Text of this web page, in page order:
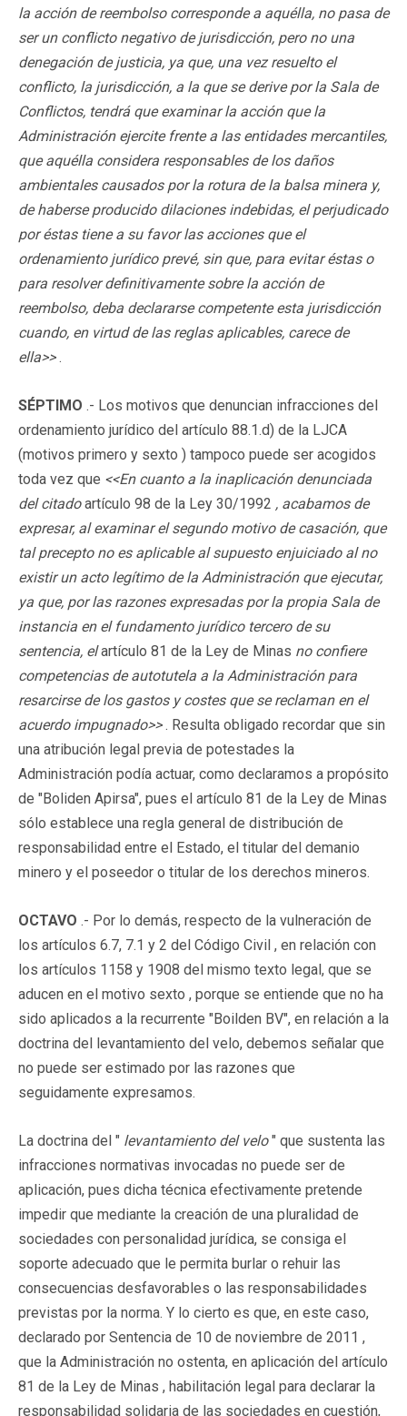
la acción de reembolso corresponde a aquélla, no pasa de
ser un conflicto negativo de jurisdicción, pero no una
denegación de justicia, ya que, una vez resuelto el
conflicto, la jurisdicción, a la que se derive por la Sala de
Conflictos, tendrá que examinar la acción que la
Administración ejercite frente a las entidades mercantiles,
que aquélla considera responsables de los daños
ambientales causados por la rotura de la balsa minera y,
de haberse producido dilaciones indebidas, el perjudicado
por éstas tiene a su favor las acciones que el
ordenamiento jurídico prevé, sin que, para evitar éstas o
para resolver definitivamente sobre la acción de
reembolso, deba declararse competente esta jurisdicción
cuando, en virtud de las reglas aplicables, carece de
ella>>.
SÉPTIMO .- Los motivos que denuncian infracciones del
ordenamiento jurídico del artículo 88.1.d) de la LJCA
(motivos primero y sexto ) tampoco puede ser acogidos
toda vez que <<En cuanto a la inaplicación denunciada
del citadoartículo 98 de la Ley 30/1992 , acabamos de
expresar, al examinar el segundo motivo de casación, que
tal precepto no es aplicable al supuesto enjuiciado al no
existir un acto legítimo de la Administración que ejecutar,
ya que, por las razones expresadas por la propia Sala de
instancia en el fundamento jurídico tercero de su
sentencia, elartículo 81 de la Ley de Minas no confiere
competencias de autotutela a la Administración para
resarcirse de los gastos y costes que se reclaman en el
acuerdo impugnado>>. Resulta obligado recordar que sin
una atribución legal previa de potestades la
Administración podía actuar, como declaramos a propósito
de "Boliden Apirsa", pues el artículo 81 de la Ley de Minas
sólo establece una regla general de distribución de
responsabilidad entre el Estado, el titular del demanio
minero y el poseedor o titular de los derechos mineros.
OCTAVO .- Por lo demás, respecto de la vulneración de
los artículos 6.7, 7.1 y 2 del Código Civil , en relación con
los artículos 1158 y 1908 del mismo texto legal, que se
aducen en el motivo sexto , porque se entiende que no ha
sido aplicados a la recurrente "Boilden BV", en relación a la
doctrina del levantamiento del velo, debemos señalar que
no puede ser estimado por las razones que
seguidamente expresamos.
La doctrina del " levantamiento del velo" que sustenta las
infracciones normativas invocadas no puede ser de
aplicación, pues dicha técnica efectivamente pretende
impedir que mediante la creación de una pluralidad de
sociedades con personalidad jurídica, se consiga el
soporte adecuado que le permita burlar o rehuir las
consecuencias desfavorables o las responsabilidades
previstas por la norma. Y lo cierto es que, en este caso,
declarado por Sentencia de 10 de noviembre de 2011 ,
que la Administración no ostenta, en aplicación del artículo
81 de la Ley de Minas , habilitación legal para declarar la
responsabilidad solidaria de las sociedades en cuestión,